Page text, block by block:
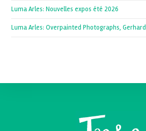
Luma Arles: Nouvelles expos été 2026
Luma Arles: Overpainted Photographs,